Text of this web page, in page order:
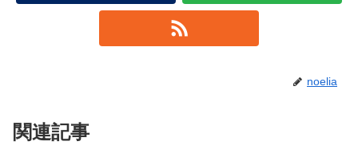
noelia
関連記事